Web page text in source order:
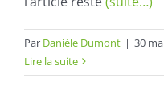
Par Danièle Dumont | 30
Lire la suite